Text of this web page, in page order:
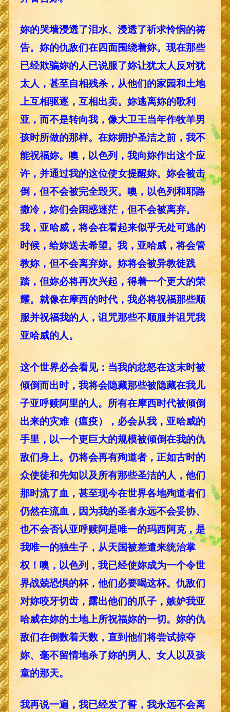
妳的哭墙浸透了泪水、浸透了祈求怜悯的祷
告。妳的仇敌们在四面围绕着妳。现在那些
已经欺骗妳的人已说服了妳让犹太人反对犹
太人，甚至自相残杀，从他们的家园和土地
上互相驱逐，互相出卖。妳逃离妳的歌利
亚，而不是转向我，像大卫王当年作牧羊男
孩时所做的那样。在妳拥护圣洁之前，我不
能祝福妳。噢，以色列，我向妳作出这个应
许，并通过我的这位使女提醒妳。妳会被击
倒，但不会被完全毁灭。噢，以色列和耶路
撒冷，妳们会困惑迷茫，但不会被离弃。
我，亚哈威，将会在看起来似乎无处可逃的
时候，给妳送去希望。我，亚哈威，将会管
教妳，但不会离弃妳。妳将会被异教徒践
踏，但妳必将再次兴起，得着一个更大的荣
耀。就像在摩西的时代，我必将祝福那些顺
服并祝福我的人，诅咒那些不顺服并诅咒我
亚哈威的人。
这个世界必会看见：当我的忿怒在这末时被
倾倒而出时，我将会隐藏那些被隐藏在我儿
子亚呼赎阿里的人。所有在摩西时代被倾倒
出来的灾难（瘟疫），必会从我，亚哈威的
手里，以一个更巨大的规模被倾倒在我的仇
敌们身上。仍将会再有殉道者，正如古时的
众使徒和先知以及所有那些圣洁的人，他们
那时流了血，甚至现今在世界各地殉道者们
仍然在流血，因为我的圣者永远不会妥协、
也不会否认亚呼赎阿是唯一的玛西阿克，是
我唯一的独生子，从天国被差遣来统治掌
权！噢，以色列，我已经使妳成为一个令世
界战兢恐惧的杯，他们必要喝这杯。仇敌们
对妳咬牙切齿，露出他们的爪子，嫉妒我亚
哈威在妳的土地上所祝福妳的一切。妳的仇
敌们在倒数着天数，直到他们将尝试掠夺
妳、毫不留情地杀了妳的男人、女人以及孩
童的那天。
我再说一遍，我已经发了誓，我永远不会离